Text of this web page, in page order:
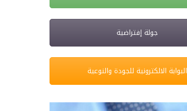
جولة إفتراضية
البوابة الالكترونية للجودة والنوعية